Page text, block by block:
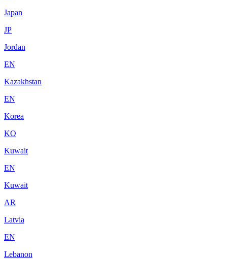
Japan
JP
Jordan
EN
Kazakhstan
EN
Korea
KO
Kuwait
EN
Kuwait
AR
Latvia
EN
Lebanon